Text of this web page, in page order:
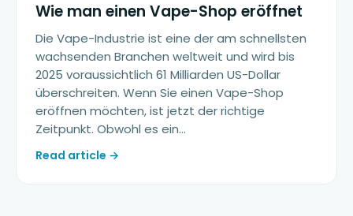
Wie man einen Vape-Shop eröffnet
Die Vape-Industrie ist eine der am schnellsten
wachsenden Branchen weltweit und wird bis
2025 voraussichtlich 61 Milliarden US-Dollar
überschreiten. Wenn Sie einen Vape-Shop
eröffnen möchten, ist jetzt der richtige
Zeitpunkt. Obwohl es ein…
Read article →